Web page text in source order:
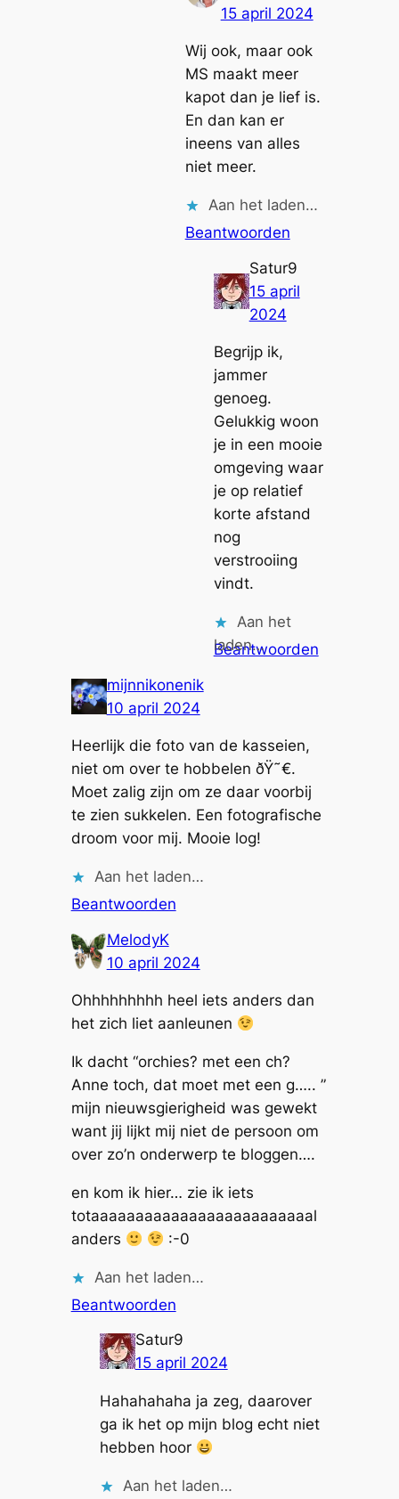
15 april 2024
Wij ook, maar ook
MS maakt meer
kapot dan je lief is.
En dan kan er
ineens van alles
niet meer.
Aan het laden…
Beantwoorden
Satur9
15 april
2024
Begrijp ik,
jammer
genoeg.
Gelukkig woon
je in een mooie
omgeving waar
je op relatief
korte afstand
nog
verstrooiing
vindt.
Aan het
laden…
Beantwoorden
mijnnikonenik
10 april 2024
Heerlijk die foto van de kasseien,
niet om over te hobbelen ðŸ˜€.
Moet zalig zijn om ze daar voorbij
te zien sukkelen. Een fotografische
droom voor mij. Mooie log!
Aan het laden…
Beantwoorden
MelodyK
10 april 2024
Ohhhhhhhhh heel iets anders dan
het zich liet aanleunen
Ik dacht “orchies? met een ch?
Anne toch, dat moet met een g….. ”
mijn nieuwsgierigheid was gewekt
want jij lijkt mij niet de persoon om
over zo’n onderwerp te bloggen….
en kom ik hier… zie ik iets
totaaaaaaaaaaaaaaaaaaaaaaaaal
anders
:-0
Aan het laden…
Beantwoorden
Satur9
15 april 2024
Hahahahaha ja zeg, daarover
ga ik het op mijn blog echt niet
hebben hoor
Aan het laden…